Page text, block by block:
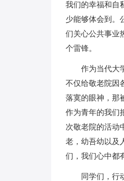
我们的幸福和自
少能够体会到。
们关心公共事业
个雷锋。
作为当代大学
不仅给敬老院因
落寞的眼神，那
作为青年的我们
次敬老院的活动
老，幼吾幼以及
们，我们心中都
同学们，行动